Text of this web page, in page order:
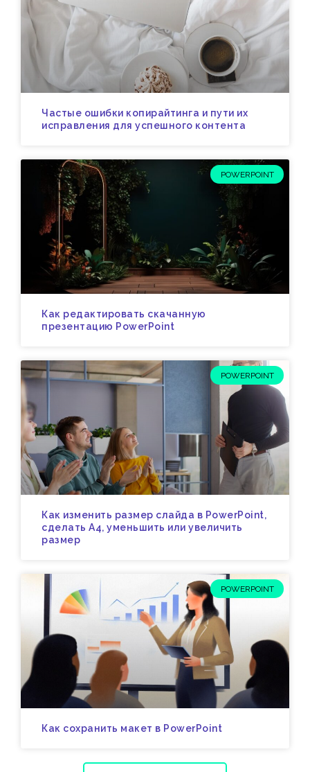
Частые ошибки копирайтинга и пути их
исправления для успешного контента
POWERPOINT
Как редактировать скачанную
презентацию PowerPoint
POWERPOINT
Как изменить размер слайда в PowerPoint,
сделать A4, уменьшить или увеличить
размер
POWERPOINT
Как сохранить макет в PowerPoint